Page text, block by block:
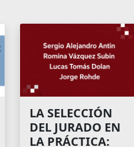
LA SELECCIÓN
DEL JURADO EN
LA PRÁCTICA: